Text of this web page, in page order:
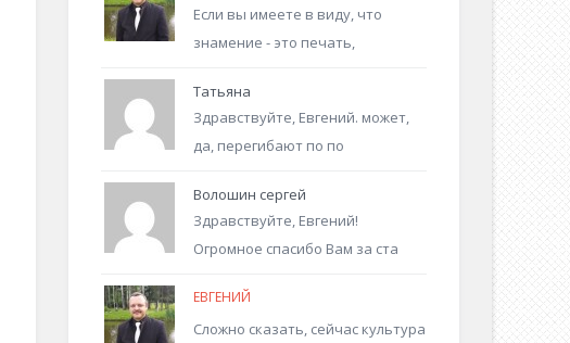
Если вы имеете в виду, что
знамение - это печать,
Татьяна
Здравствуйте, Евгений. может,
да, перегибают по по
Волошин сергей
Здравствуйте, Евгений!
Огромное спасибо Вам за ста
ЕВГЕНИЙ
Сложно сказать, сейчас культура